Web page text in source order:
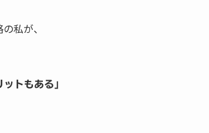
私が、
トもある」